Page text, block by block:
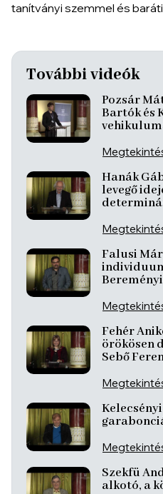
tanítványi szemmel és
További videók
Pozsár
Bartók és
Hanák
levegő
Falusi
Fehér
örökösen
Sebő
Szekfü
alkotó, a